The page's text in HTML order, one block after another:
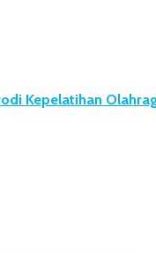
Kepelatihan